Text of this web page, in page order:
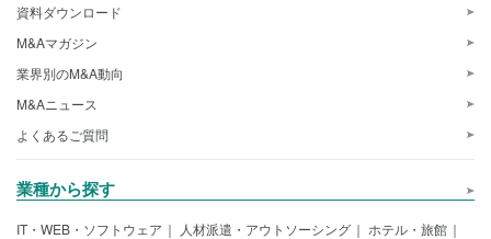
資料ダウンロード
M&Aマガジン
業界別のM&A動向
M&Aニュース
よくあるご質問
業種から探す
IT・WEB・ソフトウェア 人材派遣・アウトソーシング
ホテル・旅館